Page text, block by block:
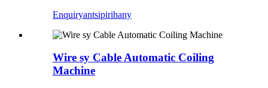
Enquiryantsipirihany
Wire sy Cable Automatic Coiling
Machine